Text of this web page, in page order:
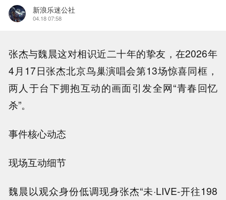
新浪乐迷公社
04.18 07:58
张杰与魏晨这对相识近二十年的挚友，在2026年
4月17日张杰北京鸟巢演唱会第13场惊喜同框，
两人于台下拥抱互动的画面引发全网“青春回忆
杀”。
事件核心动态
现场互动细节
魏晨以观众身份低调现身张杰“未·LIVE-开往198